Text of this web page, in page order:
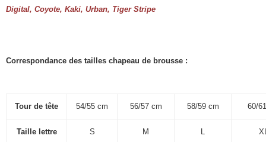
Digital, Coyote, Kaki, Urban, Tiger Stripe
Correspondance des tailles chapeau de brousse :
Tour de tête 54/55 cm 56/57 cm 58/59 cm 60/
Taille lettre S M L